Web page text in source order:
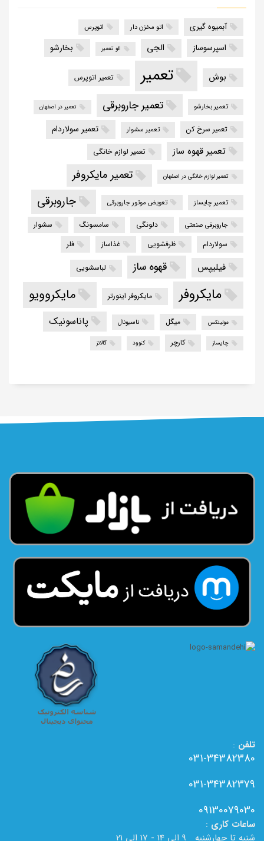
آبمیوه گیری اتو مخزن دار اتوپرس
اسپرسوساز الجی الو تعمیر بخارشو
بوش تعمیر تعمیر اتوپرس
تعمیر بخارشو تعمیر جاروبرقی تعمیر در اصفهان
تعمیر سرخ کن تعمیر سشوار تعمیر سولاردام
تعمیر قهوه ساز تعمیر لوازم خانگی
تعمیر لوازم خانگی در اصفهان تعمیر مایکروفر
تعمیر چایساز تعویض موتور جاروبرقی جاروبرقی
جاروبرقی صنعتی دلونگی سامسونگ
سشوار
سولاردام
ظرفشویی غذاساز فلر
فیلیپس قهوه ساز لباسشویی
مایکروفر مایکروفر اینورتر مایکروویو
مولینکس میگل ناسیونال پاناسونیک
چایساز کارچر کنوود گالانز
تلفن :
031-34382380
031-34382379
09130079030
ساعات کاری :